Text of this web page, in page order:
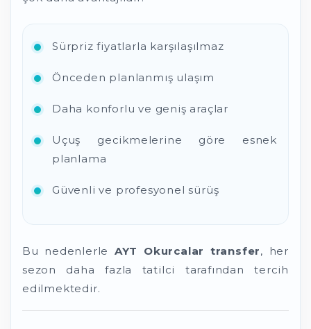
Sürpriz fiyatlarla karşılaşılmaz
Önceden planlanmış ulaşım
Daha konforlu ve geniş araçlar
Uçuş gecikmelerine göre esnek
planlama
Güvenli ve profesyonel sürüş
Bu nedenlerle AYT Okurcalar transfer, her
sezon daha fazla tatilci tarafından tercih
edilmektedir.